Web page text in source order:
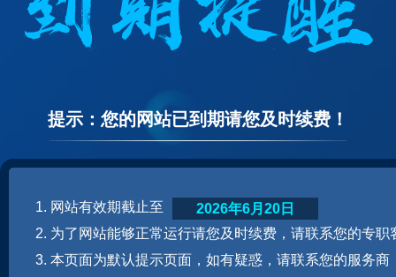
提示：您的网站已到期请您及时续费！
1. 网站有效期截止至
2. 为了网站能够正常运行请您及时续费，请联系您的专职
3. 本页面为默认提示页面，如有疑惑，请联系您的服务商
2026年6月20日